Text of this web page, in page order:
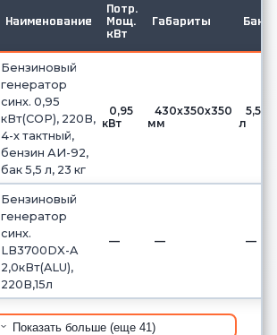
Наименование
Потр.
Мощ.
кВт
Габариты Бак
Бензиновый
генератор
синх. 0,95
кВт(COP), 220В,
4-х тактный,
бензин АИ-92,
бак 5,5 л, 23 кг
0,95
кВт
430х350х350
мм
5,5
л
Бензиновый
генератор
синх.
LB3700DX-A
2,0кВт(ALU),
220В,15л
— — —
Показать больше (еще 41)